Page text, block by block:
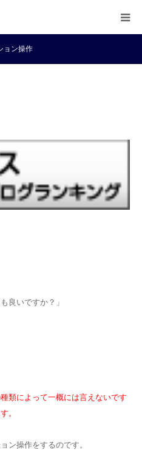
ョン操作
良いですか？」
類によって一概には言えないです
。
ン操作をするのです。